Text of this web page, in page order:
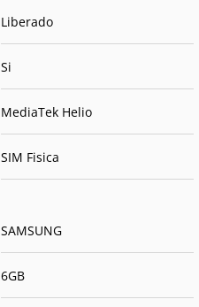
Liberado
Si
MediaTek Helio
SIM Fisica
SAMSUNG
6GB